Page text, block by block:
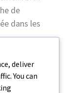
de
dans les
des
deliver
You can